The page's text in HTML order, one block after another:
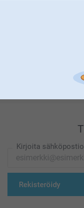
Kirjoita
Rekisteröidy